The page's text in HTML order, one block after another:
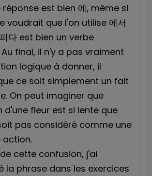
est bien 에, même si
voudrait que l'on utilise 에서
다 est bien un verbe
final, il n'y a pas vraiment
logique à donner, il
ce soit simplement un fait
On peut imaginer que
d'une fleur est si lente que
pas considéré comme une
action.
cette confusion, j'ai
la phrase dans les exercices